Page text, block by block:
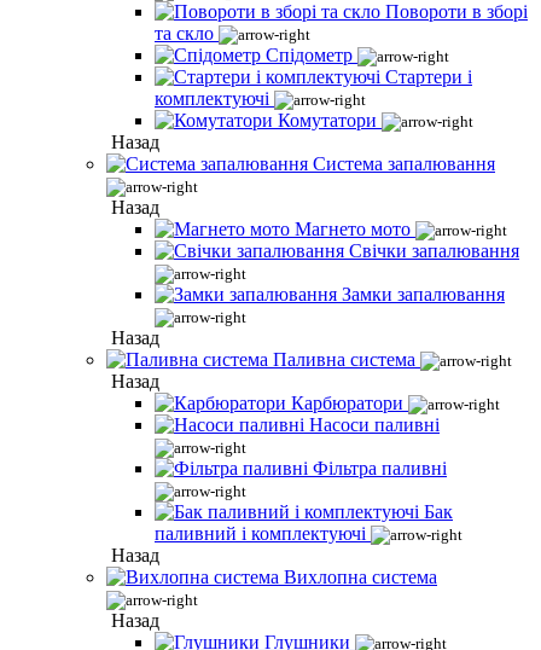
Повороти в зборі
та скло
Спідометр
Стартери і
комплектуючі
Комутатори
Назад
Система запалювання
Назад
Магнето мото
Свічки запалювання
Замки запалювання
Назад
Паливна система
Назад
Карбюратори
Насоси паливні
Фільтра паливні
Бак
паливний і комплектуючі
Назад
Вихлопна система
Назад
Глушники